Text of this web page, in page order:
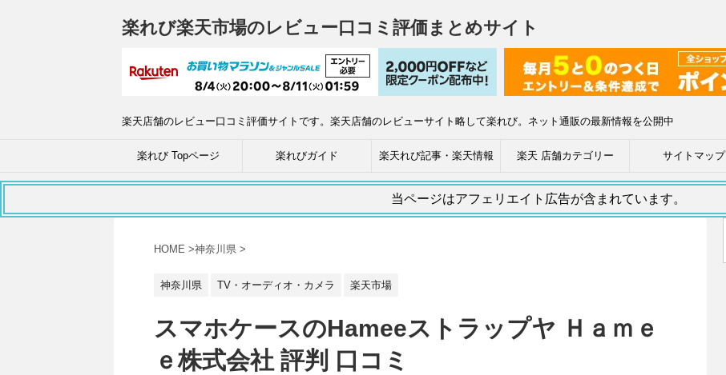
楽れび楽天市場のレビュー口コミ評価まとめサイト
楽天店舗のレビュー口コミ評価サイトです。楽天店舗のレビューサイト略して楽れび。ネット通販の最新情報を公開中
楽れび Topページ 楽れびガイド 楽天れび記事・楽天情報 楽天 店舗カテゴリー サイトマップ
当ページはアフェリエイト広告が含まれています。
HOME >神奈川県 >
神奈川県 TV・オーディオ・カメラ 楽天市場
スマホケースのHameeストラップヤ Ｈａｍｅ
ｅ株式会社 評判 口コミ